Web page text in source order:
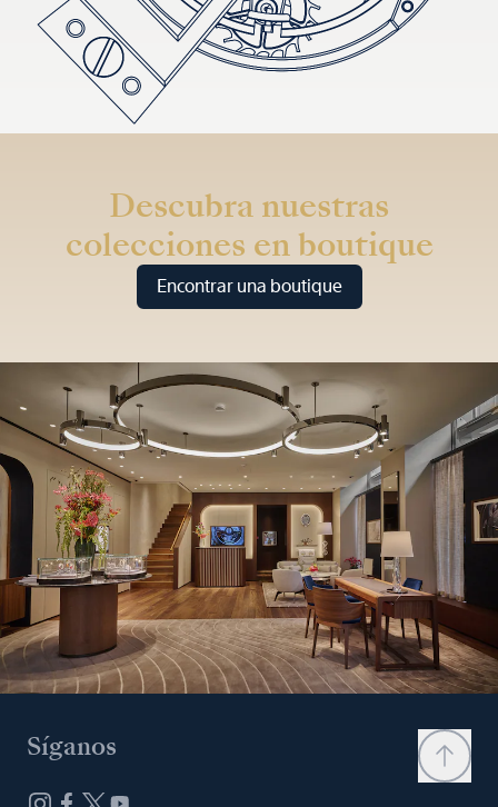
Descubra nuestras
colecciones en boutique
Encontrar una boutique
Síganos